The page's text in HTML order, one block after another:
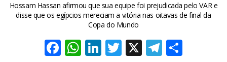
Hossam Hassan afirmou que sua equipe foi prejudicada pelo VAR e
disse que os egípcios mereciam a vitória nas oitavas de final da
Copa do Mundo
Facebook
WhatsApp
LinkedIn
Twitter
X